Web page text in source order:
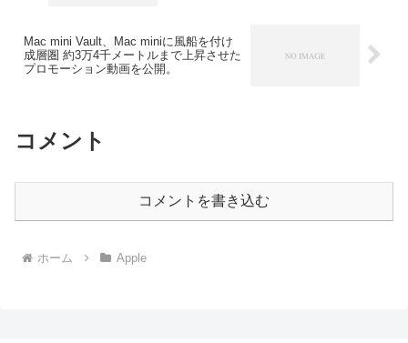
Mac mini Vault、Mac miniに風船を付け
成層圏 約3万4千メートルまで上昇させた
プロモーション動画を公開。
コメント
コメントを書き込む
ホーム Apple